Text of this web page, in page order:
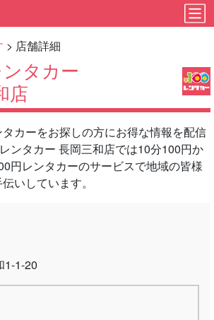
> 店舗詳細
タカー
店
カーをお探しの方にお得な情報を配信
ンタカー 長岡三和店では10分100円か
円レンタカーのサービスで地域の皆様
いしています。
1-1-20